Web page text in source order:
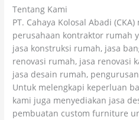
Tentang Kami
PT. Cahaya Kolosal Abadi
perusahaan kontraktor rumah
jasa konstruksi rumah, jasa
renovasi rumah, jasa renovasi
jasa desain rumah,
Untuk melengkapi keperluan
kami juga menyediakan jasa
pembuatan custom furniture